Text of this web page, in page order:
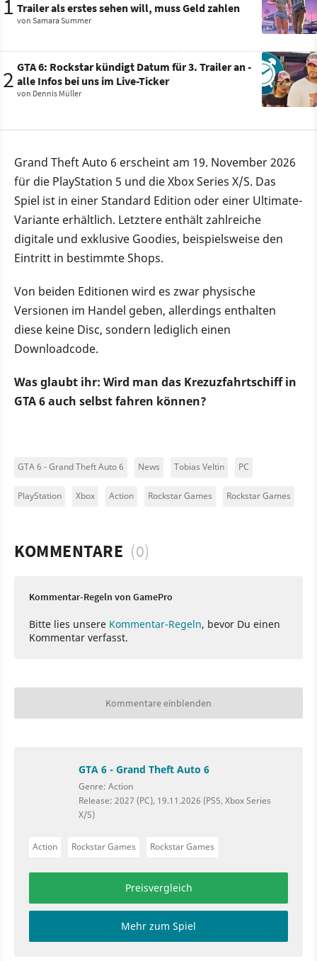
1 Trailer als erstes sehen will, muss Geld zahlen
von Samara Summer
2 GTA 6: Rockstar kündigt Datum für 3. Trailer an -
alle Infos bei uns im Live-Ticker
von Dennis Müller
Grand Theft Auto 6 erscheint am 19. November 2026
für die PlayStation 5 und die Xbox Series X/S. Das
Spiel ist in einer Standard Edition oder einer Ultimate-
Variante erhältlich. Letztere enthält zahlreiche
digitale und exklusive Goodies, beispielsweise den
Eintritt in bestimmte Shops.
Von beiden Editionen wird es zwar physische
Versionen im Handel geben, allerdings enthalten
diese keine Disc, sondern lediglich einen
Downloadcode.
Was glaubt ihr: Wird man das Krezuzfahrtschiff in
GTA 6 auch selbst fahren können?
GTA 6 - Grand Theft Auto 6 News Tobias Veltin PC
PlayStation Xbox Action Rockstar Games Rockstar Games
KOMMENTARE (0)
Kommentar-Regeln von GamePro
Bitte lies unsere Kommentar-Regeln, bevor Du einen
Kommentar verfasst.
Kommentare einblenden
GTA 6 - Grand Theft Auto 6
Genre: Action
Release: 2027 (PC), 19.11.2026 (PS5, Xbox Series
X/S)
Action Rockstar Games Rockstar Games
Preisvergleich
Mehr zum Spiel